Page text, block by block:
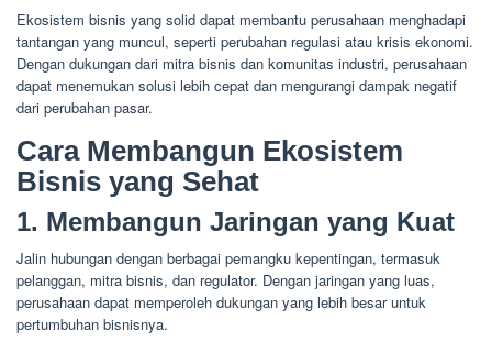
Ekosistem bisnis yang solid dapat membantu perusahaan menghadapi
tantangan yang muncul, seperti perubahan regulasi atau krisis ekonomi.
Dengan dukungan dari mitra bisnis dan komunitas industri, perusahaan
dapat menemukan solusi lebih cepat dan mengurangi dampak negatif
dari perubahan pasar.
Cara Membangun Ekosistem
Bisnis yang Sehat
1. Membangun Jaringan yang Kuat
Jalin hubungan dengan berbagai pemangku kepentingan, termasuk
pelanggan, mitra bisnis, dan regulator. Dengan jaringan yang luas,
perusahaan dapat memperoleh dukungan yang lebih besar untuk
pertumbuhan bisnisnya.